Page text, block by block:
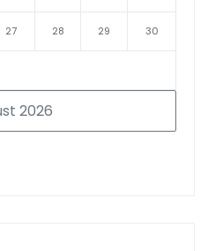
2026
27 28 29 30